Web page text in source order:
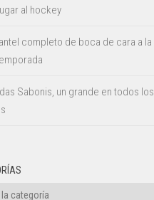
al hockey
completo de boca de cara a la
Sabonis, un grande en todos los